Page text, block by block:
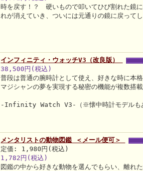
時を戻す！？ 硬いもので叩いてひび割れた鏡
れが消えていき、ついには元通りの鏡に戻ってし
インフィニティ・ウォッチV3（改良版）
38,500円(税込)
普段は普通の腕時計として使え、好きな時に本
マジシャンの夢を実現する秘密の機能が複数搭
-Infinity Watch V3-（※懐中時計モデルも
メンタリストの動物図鑑 ＜メール便可＞
定価: 1,980円(税込)
1,782円(税込)
図鑑の中から好きな動物を選んでもらい、離れ